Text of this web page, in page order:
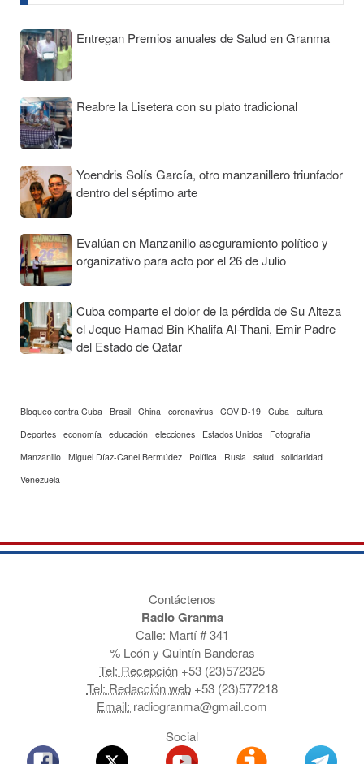
Entregan Premios anuales de Salud en Granma
Reabre la Lisetera con su plato tradicional
Yoendris Solís García, otro manzanillero triunfador
dentro del séptimo arte
Evalúan en Manzanillo aseguramiento político y
organizativo para acto por el 26 de Julio
Cuba comparte el dolor de la pérdida de Su Alteza
el Jeque Hamad Bin Khalifa Al-Thani, Emir Padre
del Estado de Qatar
Bloqueo contra Cuba Brasil China coronavirus COVID-19 Cuba cultura
Deportes economía educación elecciones Estados Unidos
Fotografía
Manzanillo Miguel Díaz-Canel Bermúdez Política Rusia salud solidaridad
Venezuela
Contáctenos
Radio Granma
Calle: Martí # 341
% León y Quintín Banderas
Tel: Recepción +53 (23)572325
Tel: Redacción web+53 (23)577218
Email: radiogranma@gmail.com
Social